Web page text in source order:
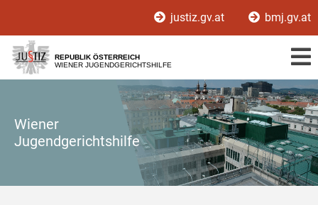
[1]
[2]
[3]
justiz.gv.at bmj.gv.at
REPUBLIK ÖSTERREICH
WIENER JUGENDGERICHTSHILFE
Wiener
Jugendgerichtshilfe